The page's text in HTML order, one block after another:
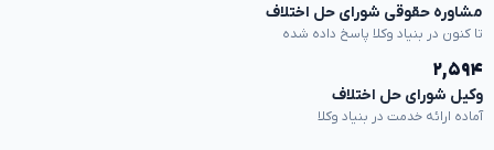
مشاوره حقوقی شورای حل اختلاف
تا کنون در بنیاد وکلا پاسخ داده شده
۲,۵۹۴
وکیل شورای حل اختلاف
آماده ارائه خدمت در بنیاد وکلا